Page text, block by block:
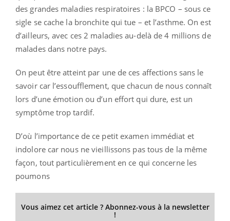
des grandes maladies respiratoires : la BPCO – sous ce
sigle se cache la bronchite qui tue – et l’asthme. On est
d’ailleurs, avec ces 2 maladies au-delà de 4 millions de
malades dans notre pays.
On peut être atteint par une de ces affections sans le
savoir car l’essoufflement, que chacun de nous connaît
lors d’une émotion ou d’un effort qui dure, est un
symptôme trop tardif.
D’où l’importance de ce petit examen immédiat et
indolore car nous ne vieillissons pas tous de la même
façon, tout particulièrement en ce qui concerne les
poumons
Vous aimez cet article ? Abonnez-vous à la newsletter
!